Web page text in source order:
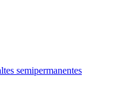
semipermanentes